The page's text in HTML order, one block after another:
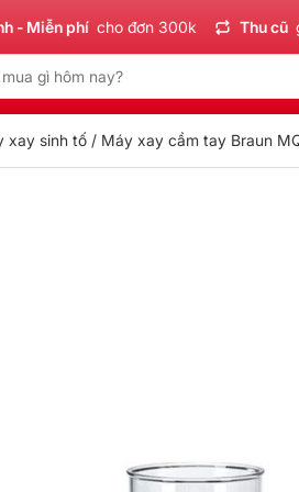
phí cho đơn 300k Thu cũ giá
xay sinh tố/ Máy xay cầm tay Braun